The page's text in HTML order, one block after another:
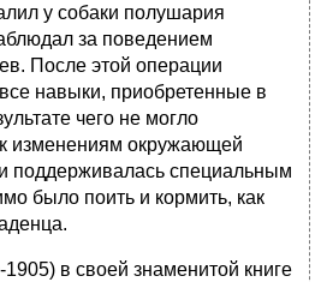
у собаки полушария
за поведением
После этой операции
навыки, приобретенные в
чего не могло
изменениям окружающей
поддерживалась специальным
было поить и кормить, как
1905) в своей знаменитой книге